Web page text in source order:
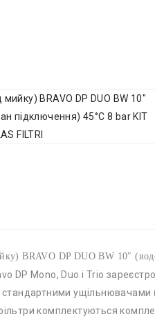
BRAVO DP DUO BW 10″
DP Mono, Duo і Trio
ущільнювачами
комплектуються